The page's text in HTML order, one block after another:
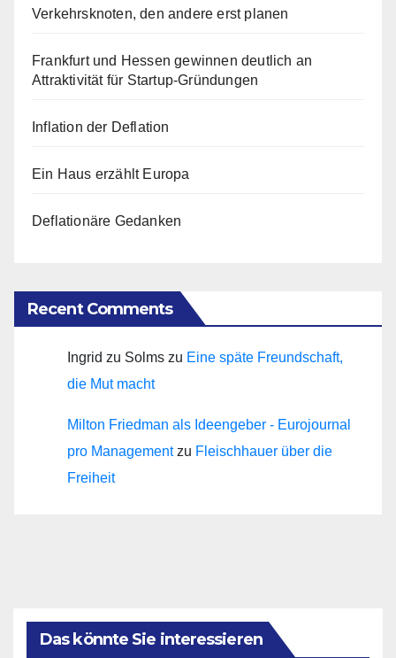
Verkehrsknoten, den andere erst planen
Frankfurt und Hessen gewinnen deutlich an
Attraktivität für Startup-Gründungen
Inflation der Deflation
Ein Haus erzählt Europa
Deflationäre Gedanken
Recent Comments
Ingrid zu Solms zu Eine späte Freundschaft,
die Mut macht
Milton Friedman als Ideengeber - Eurojournal
pro Managementzu Fleischhauer über die
Freiheit
Das könnte Sie interessieren